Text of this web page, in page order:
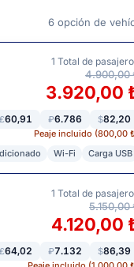
6 opción de
1 Total de
4.900,00
3.920,00
£60,91 ₽6.786 $82,20
Peaje incluido (800,00
Wi-Fi Carga USB
1 Total de
5.150,00
4.120,00
£64,02 ₽7.132 $86,39